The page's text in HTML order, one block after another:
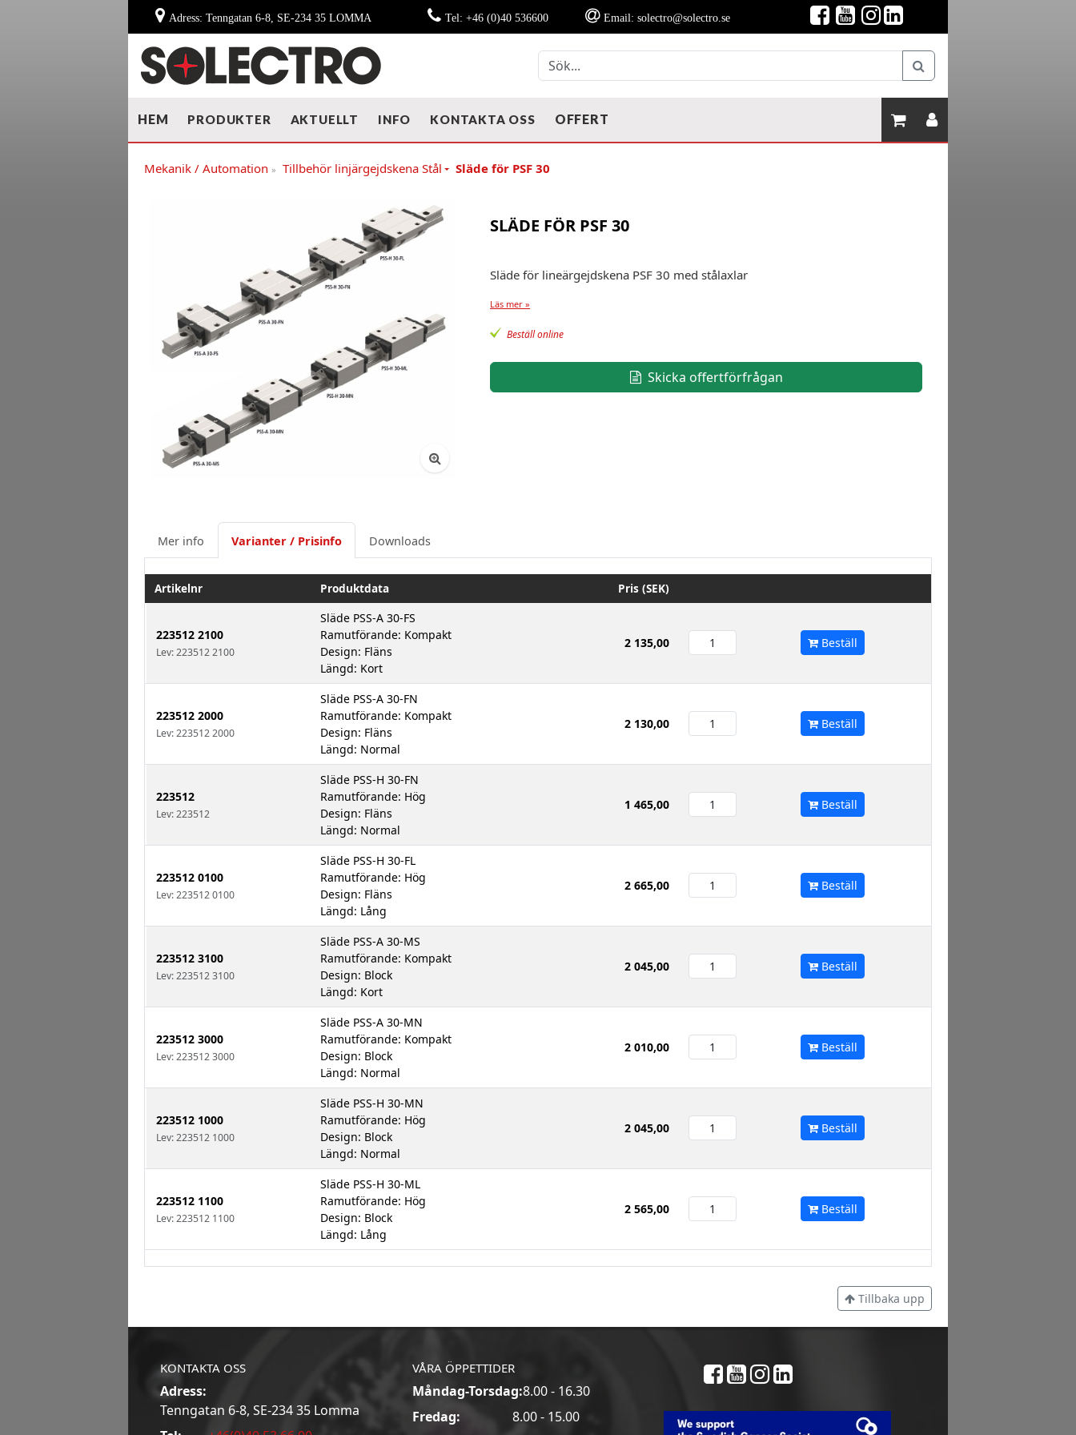
Adress: Tenngatan 6-8, SE-234 35 LOMMA Tel: +46 (0)40 536600 Email: solectro@solectro.se
HEM PRODUKTER AKTUELLT INFO KONTAKTA OSS OFFERT
Mekanik / Automation » Tillbehör linjärgejdskena Stål Släde för PSF 30
SLÄDE FÖR PSF 30
Släde för lineärgejdskena PSF 30 med stålaxlar
Läs mer »
Beställ online
Skicka offertförfrågan
Mer info Varianter / Prisinfo Downloads
Artikelnr Produktdata Pris (SEK)
223512 2100
Lev: 223512 2100
Släde PSS-A 30-FS
Ramutförande: Kompakt
Design: Fläns
Längd: Kort
2 135,00 Beställ
223512 2000
Lev: 223512 2000
Släde PSS-A 30-FN
Ramutförande: Kompakt
Design: Fläns
Längd: Normal
2 130,00 Beställ
223512
Lev: 223512
Släde PSS-H 30-FN
Ramutförande: Hög
Design: Fläns
Längd: Normal
1 465,00 Beställ
223512 0100
Lev: 223512 0100
Släde PSS-H 30-FL
Ramutförande: Hög
Design: Fläns
Längd: Lång
2 665,00 Beställ
223512 3100
Lev: 223512 3100
Släde PSS-A 30-MS
Ramutförande: Kompakt
Design: Block
Längd: Kort
2 045,00 Beställ
223512 3000
Lev: 223512 3000
Släde PSS-A 30-MN
Ramutförande: Kompakt
Design: Block
Längd: Normal
2 010,00 Beställ
223512 1000
Lev: 223512 1000
Släde PSS-H 30-MN
Ramutförande: Hög
Design: Block
Längd: Normal
2 045,00 Beställ
223512 1100
Lev: 223512 1100
Släde PSS-H 30-ML
Ramutförande: Hög
Design: Block
Längd: Lång
2 565,00 Beställ
Tillbaka upp
KONTAKTA OSS
Adress:
Tenngatan 6-8, SE-234 35 Lomma
VÅRA ÖPPETTIDER
Måndag-Torsdag:8.00 - 16.30
Fredag:
8.00 - 15.00